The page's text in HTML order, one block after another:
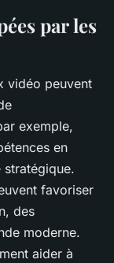
par les
vidéo peuvent
exemple,
en
stratégique.
favoriser
des
moderne.
aider à